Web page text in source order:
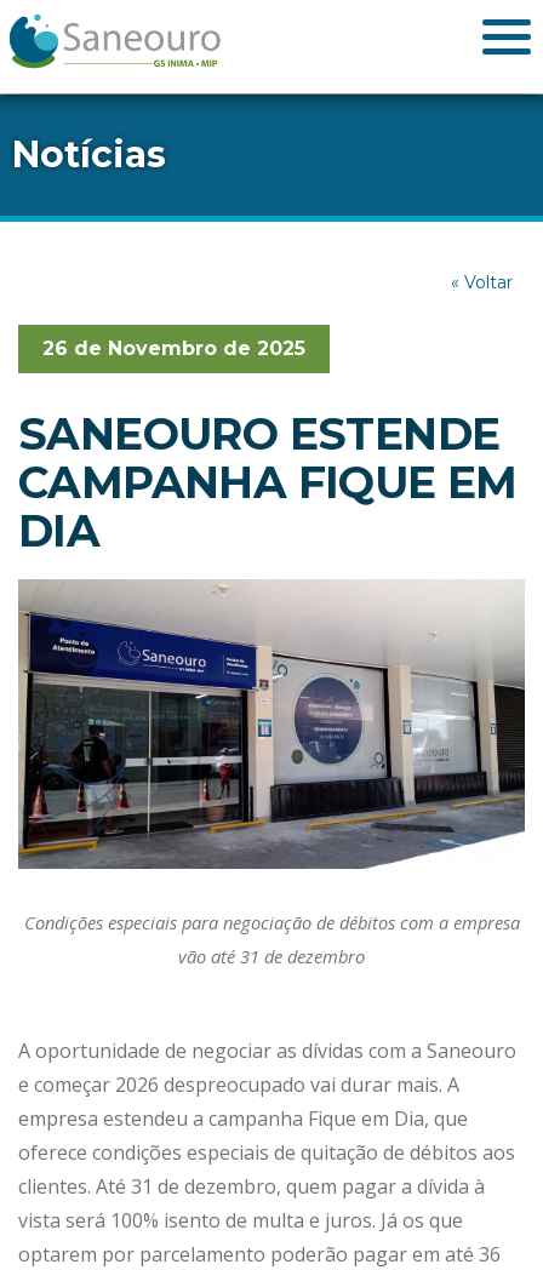
Notícias
« Voltar
26 de Novembro de 2025
SANEOURO ESTENDE
CAMPANHA FIQUE EM
DIA
Condições especiais para negociação de débitos com a empresa
vão até 31 de dezembro
A oportunidade de negociar as dívidas com a Saneouro
e começar 2026 despreocupado vai durar mais. A
empresa estendeu a campanha Fique em Dia, que
oferece condições especiais de quitação de débitos aos
clientes. Até 31 de dezembro, quem pagar a dívida à
vista será 100% isento de multa e juros. Já os que
optarem por parcelamento poderão pagar em até 36